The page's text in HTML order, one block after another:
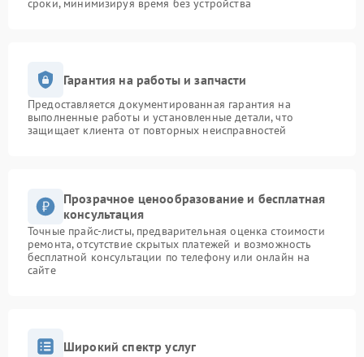
сроки, минимизируя время без устройства
Гарантия на работы и запчасти
Предоставляется документированная гарантия на
выполненные работы и установленные детали, что
защищает клиента от повторных неисправностей
Прозрачное ценообразование и бесплатная
консультация
Точные прайс-листы, предварительная оценка стоимости
ремонта, отсутствие скрытых платежей и возможность
бесплатной консультации по телефону или онлайн на
сайте
Широкий спектр услуг